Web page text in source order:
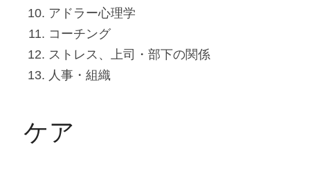
アドラー心理学
コーチング
ストレス、上司・部下の関係
人事・組織
ケア